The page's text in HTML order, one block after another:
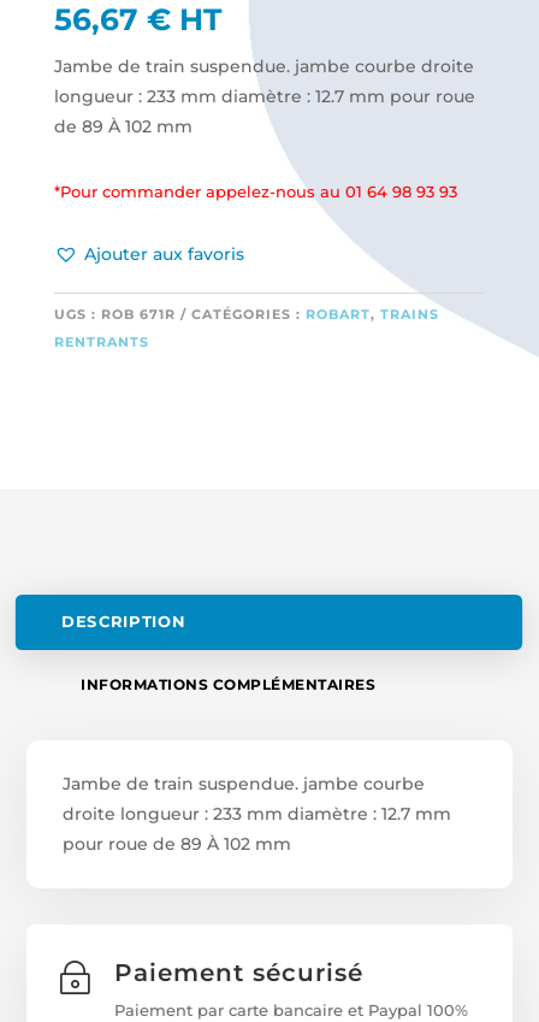
56,67 € HT
Jambe de train suspendue. jambe courbe droite
longueur : 233 mm diamètre : 12.7 mm pour roue
de 89 À 102 mm
*Pour commander appelez-nous au 01 64 98 93 93
Ajouter aux favoris
UGS : ROB 671R CATÉGORIES : ROBART, TRAINS
RENTRANTS
DESCRIPTION
INFORMATIONS COMPLÉMENTAIRES
Jambe de train suspendue. jambe courbe
droite longueur : 233 mm diamètre : 12.7 mm
pour roue de 89 À 102 mm
~ Paiement sécurisé
Paiement par carte bancaire et Paypal 100%